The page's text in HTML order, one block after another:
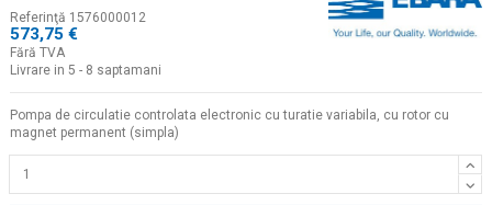
Referinţă 1576000012
573,75 €
Fără TVA
Livrare in 5 - 8 saptamani
Pompa de circulatie controlata electronic cu turatie variabila, cu rotor cu
magnet permanent (simpla)